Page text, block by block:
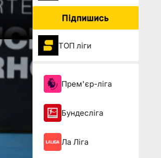
Підпишись
ТОП ліги
Прем'єр-ліга
Бундесліга
Ла Ліга